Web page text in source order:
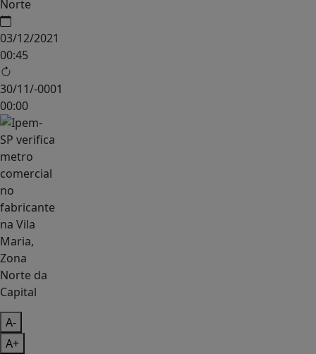
Norte
03/12/2021
00:45
30/11/-0001
00:00
A-
A+